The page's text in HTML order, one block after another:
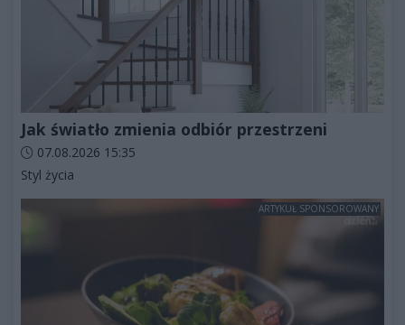
Jak światło zmienia odbiór przestrzeni
Data dodania artykułu:
07.08.2026 15:35
Kategorie artykułu:
Styl życia
ARTYKUŁ SPONSOROWANY